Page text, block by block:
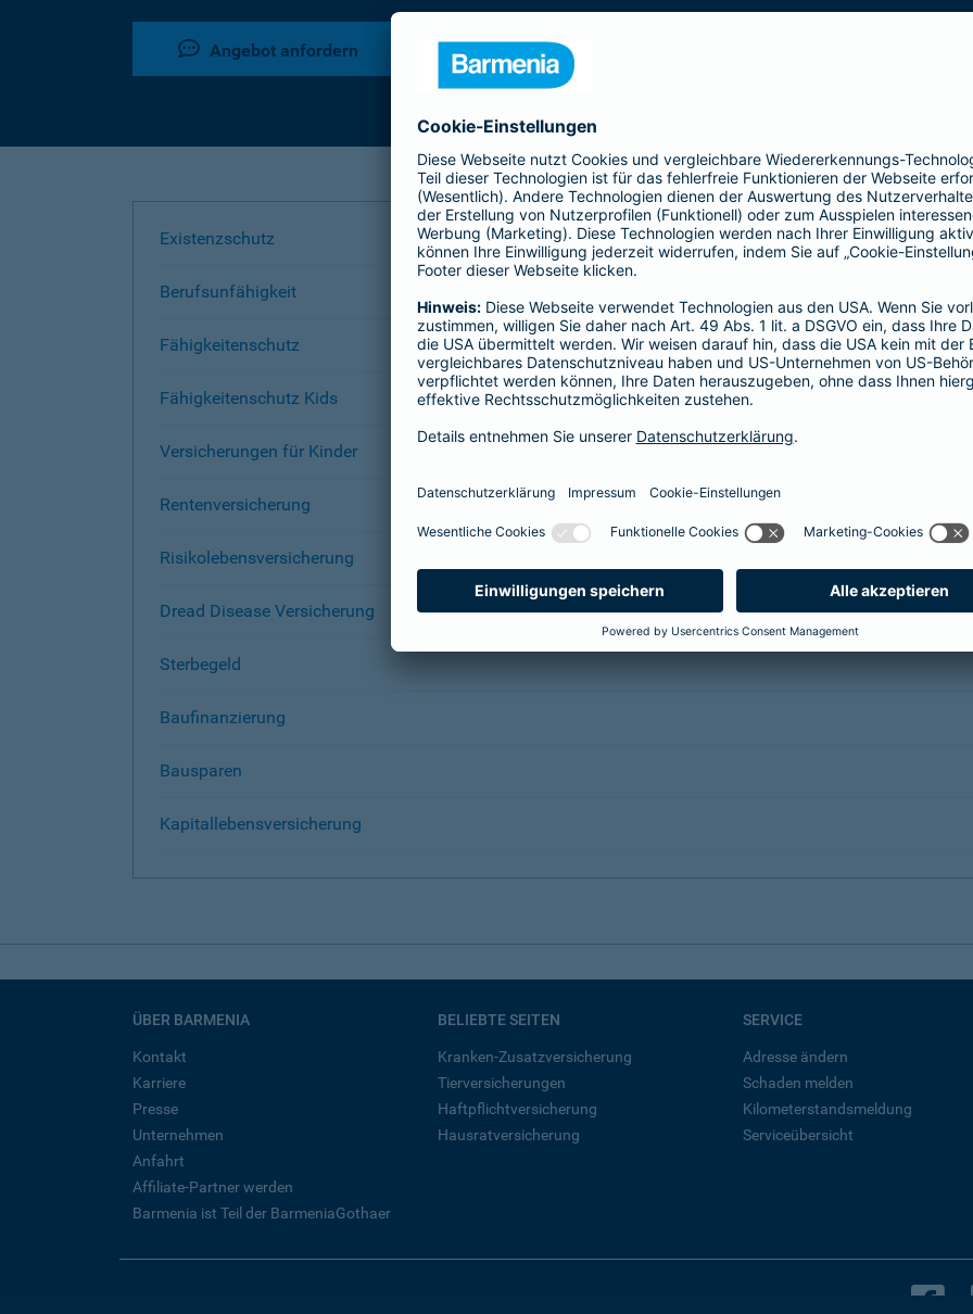
Angebot anfordern
Existenzschutz
Berufsunfähigkeit
Fähigkeitenschutz
Fähigkeitenschutz Kids
Versicherungen für Kinder
Rentenversicherung
Risikolebensversicherung
Dread Disease Versicherung
Sterbegeld
Baufinanzierung
Bausparen
Kapitallebensversicherung
ÜBER BARMENIA
Kontakt
Karriere
Presse
Unternehmen
Anfahrt
Affiliate-Partner werden
Barmenia ist Teil der BarmeniaGothaer
BELIEBTE SEITEN
Kranken-Zusatzversicherung
Tierversicherungen
Haftpflichtversicherung
Hausratversicherung
SERVICE
Adresse ändern
Schaden melden
Kilometerstandsmeldung
Serviceübersicht